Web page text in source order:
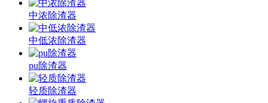
中浓除渣器
中低浓除渣器
pu除渣器
轻质除渣器